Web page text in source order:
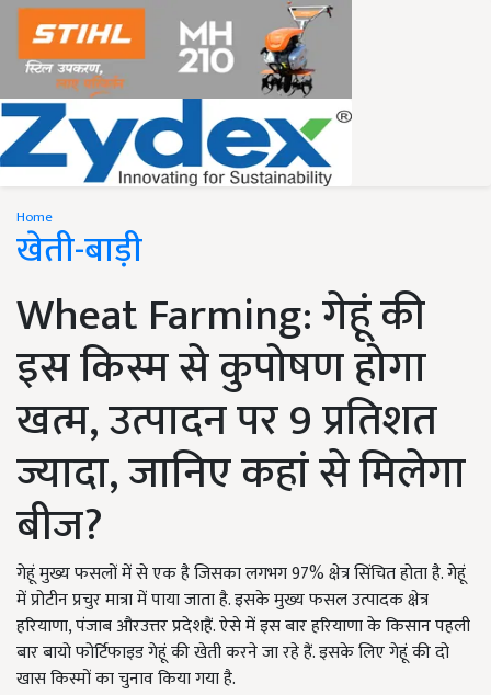
Home
खेती-बाड़ी
Wheat Farming: गेहूं की
इस किस्म से कुपोषण होगा
खत्म, उत्पादन पर 9 प्रतिशत
ज्यादा, जानिए कहां से मिलेगा
बीज?
गेहूं मुख्य फसलों में से एक है जिसका लगभग 97% क्षेत्र सिंचित होता है. गेहूं
में प्रोटीन प्रचुर मात्रा में पाया जाता है. इसके मुख्य फसल उत्पादक क्षेत्र
हरियाणा, पंजाब औरउत्तर प्रदेशहैं. ऐसे में इस बार हरियाणा के किसान पहली
बार बायो फोर्टिफाइड गेहूं की खेती करने जा रहे हैं. इसके लिए गेहूं की दो
खास किस्मों का चुनाव किया गया है.